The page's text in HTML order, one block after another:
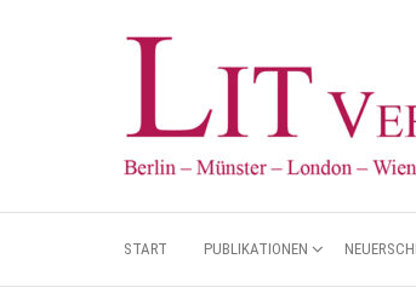
START PUBLIKATIONEN